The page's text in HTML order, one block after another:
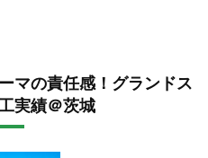
マの責任感！グランドス
実績＠茨城